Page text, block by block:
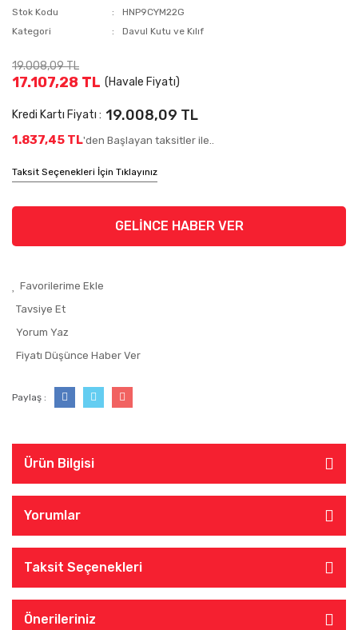
Stok Kodu
HNP9CYM22G
Kategori
Davul Kutu ve Kılıf
19.008,09 TL
17.107,28 TL (Havale Fiyatı)
Kredi Kartı Fiyatı : 19.008,09 TL
1.837,45 TL'den Başlayan taksitler ile..
Taksit Seçenekleri İçin Tıklayınız
GELİNCE HABER VER
Tavsiye Et
Yorum Yaz
Fiyatı Düşünce Haber Ver
Paylaş :
Ürün Bilgisi
Yorumlar
Taksit Seçenekleri
Önerileriniz